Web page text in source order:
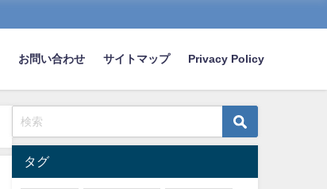
お問い合わせ サイトマップ Privacy Policy
タグ